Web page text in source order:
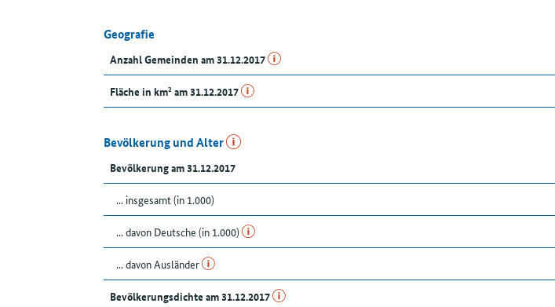
Geografie
Anzahl Gemeinden am 31.12.2017
Fläche in km² am 31.12.2017
Bevölkerung und Alter
Bevölkerung am 31.12.2017
... insgesamt (in 1.000)
... davon Deutsche (in 1.000)
... davon Ausländer
Bevölkerungsdichte am 31.12.2017